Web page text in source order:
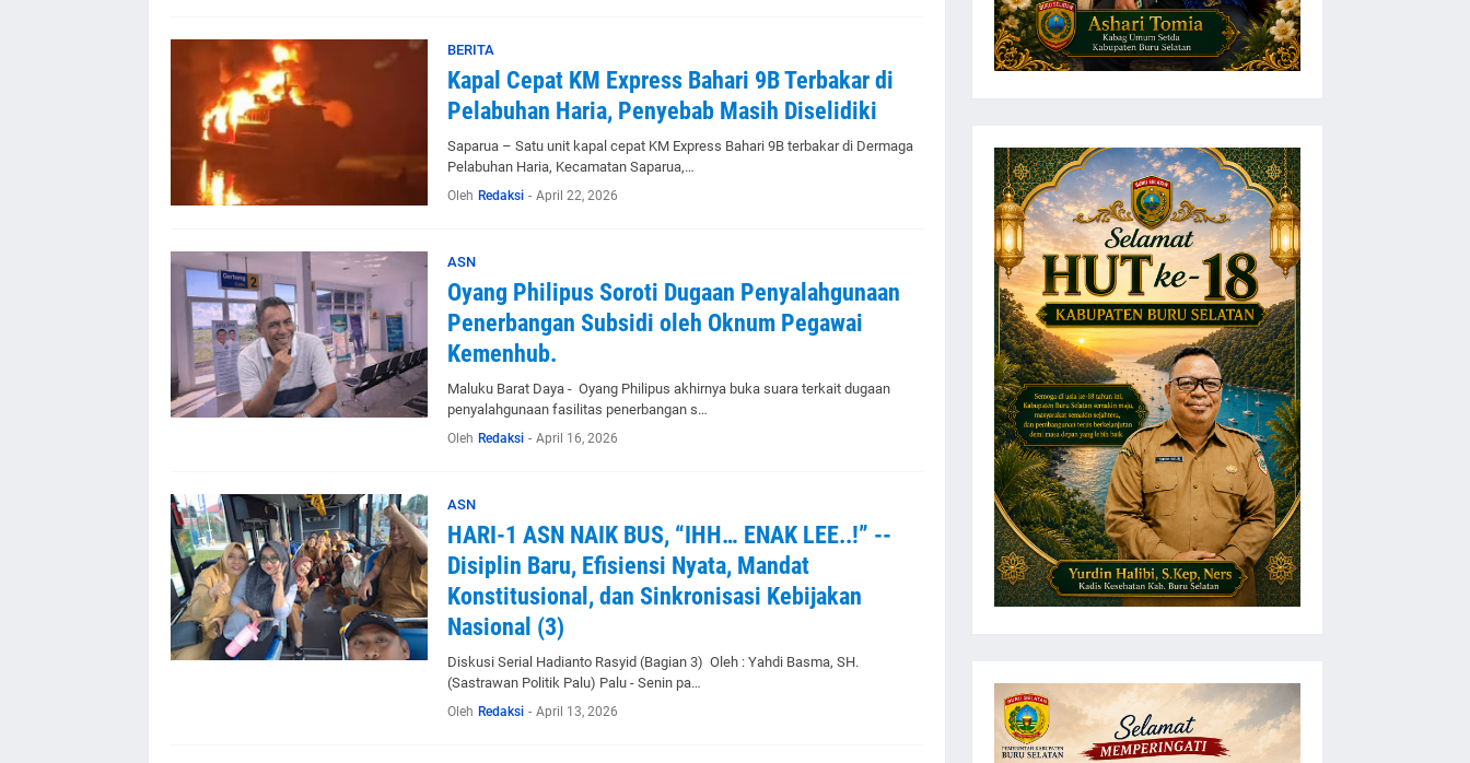
BERITA
Kapal Cepat KM Express Bahari 9B Terbakar di
Pelabuhan Haria, Penyebab Masih Diselidiki
Saparua – Satu unit kapal cepat KM Express Bahari 9B terbakar di Dermaga
Pelabuhan Haria, Kecamatan Saparua,…
Oleh Redaksi - April 22, 2026
ASN
Oyang Philipus Soroti Dugaan Penyalahgunaan
Penerbangan Subsidi oleh Oknum Pegawai
Kemenhub.
Maluku Barat Daya - Oyang Philipus akhirnya buka suara terkait dugaan
penyalahgunaan fasilitas penerbangan s…
Oleh Redaksi - April 16, 2026
ASN
HARI-1 ASN NAIK BUS, “IHH… ENAK LEE..!” --
Disiplin Baru, Efisiensi Nyata, Mandat
Konstitusional, dan Sinkronisasi Kebijakan
Nasional (3)
Diskusi Serial Hadianto Rasyid (Bagian 3) Oleh : Yahdi Basma, SH.
(Sastrawan Politik Palu) Palu - Senin pa…
Oleh Redaksi - April 13, 2026